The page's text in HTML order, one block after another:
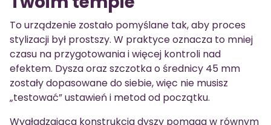
To urządzenie zostało pomyślane tak, aby proces
stylizacji był prostszy. W praktyce oznacza to mniej
czasu na przygotowania i więcej kontroli nad
efektem. Dysza oraz szczotka o średnicy 45 mm
zostały dopasowane do siebie, więc nie musisz
„testować” ustawień i metod od początku.
Wygładzająca konstrukcja dyszy pomaga w równym